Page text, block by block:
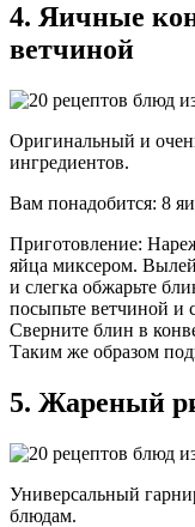
4. Яичные
ветчиной
Оригинальный и
ингредиентов.
Вам понадобится: 8
Приготовление:
яйца миксером.
и слегка обжарьте
посыпьте ветчиной и
Сверните блин в
Таким же образом
5. Жареный
Универсальный
блюдам.